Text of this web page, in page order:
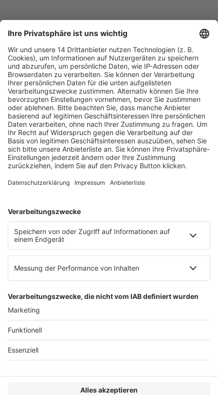
Fachmedien Recht und Wirtschaft
Ein Fachbereich der
dfv Mediengruppe
Mainzer Landstr. 251
60326 Frankfurt am Main
E-Mail:info@ruw.de
Web:https://www.ruw.de
AGB
Datenschutzerklärung
Genderhinweis
Cookie-Einstellungen